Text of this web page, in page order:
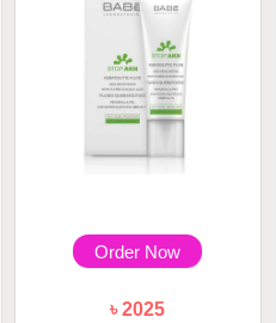
Order Now
৳ 2025